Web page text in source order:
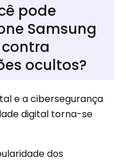
pode
Samsung
ocultos?
e a cibersegurança
digital torna-se
dos